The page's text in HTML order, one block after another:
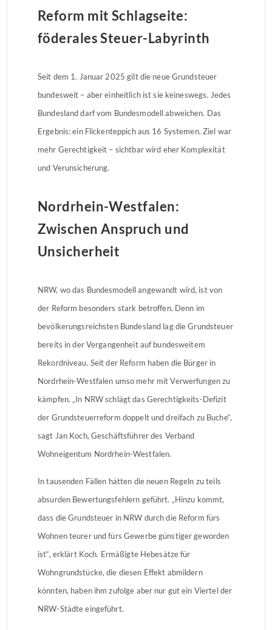
Reform mit Schlagseite:
föderales Steuer-Labyrinth
Seit dem 1. Januar 2025 gilt die neue Grundsteuer
bundesweit – aber einheitlich ist sie keineswegs. Jedes
Bundesland darf vom Bundesmodell abweichen. Das
Ergebnis: ein Flickenteppich aus 16 Systemen. Ziel war
mehr Gerechtigkeit – sichtbar wird eher Komplexität
und Verunsicherung.
Nordrhein-Westfalen:
Zwischen Anspruch und
Unsicherheit
NRW, wo das Bundesmodell angewandt wird, ist von
der Reform besonders stark betroffen. Denn im
bevölkerungsreichsten Bundesland lag die Grundsteuer
bereits in der Vergangenheit auf bundesweitem
Rekordniveau. Seit der Reform haben die Bürger in
Nordrhein-Westfalen umso mehr mit Verwerfungen zu
kämpfen. „In NRW schlägt das Gerechtigkeits-Defizit
der Grundsteuerreform doppelt und dreifach zu Buche“,
sagt Jan Koch, Geschäftsführer des Verband
Wohneigentum Nordrhein-Westfalen.
In tausenden Fällen hätten die neuen Regeln zu teils
absurden Bewertungsfehlern geführt. „Hinzu kommt,
dass die Grundsteuer in NRW durch die Reform fürs
Wohnen teurer und fürs Gewerbe günstiger geworden
ist“, erklärt Koch. Ermäßigte Hebesätze für
Wohngrundstücke, die diesen Effekt abmildern
könnten, haben ihm zufolge aber nur gut ein Viertel der
NRW-Städte eingeführt.